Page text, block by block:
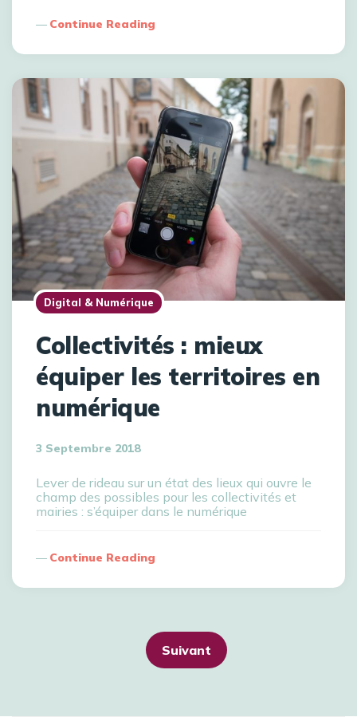
Continue Reading
Digital & Numérique
Collectivités : mieux
équiper les territoires en
numérique
3 Septembre 2018
Lever de rideau sur un état des lieux qui ouvre le
champ des possibles pour les collectivités et
mairies : s’équiper dans le numérique
Continue Reading
Suivant